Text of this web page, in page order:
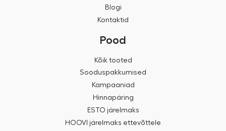
Blogi
Kontaktid
Pood
Kõik tooted
Sooduspakkumised
Kampaaniad
Hinnapäring
ESTO järelmaks
HOOVI järelmaks ettevõttele